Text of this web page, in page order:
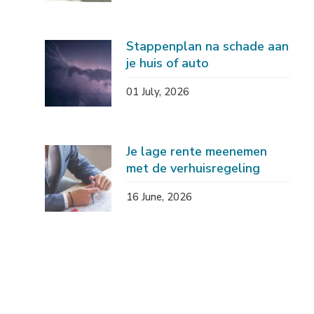
Stappenplan na schade aan
je huis of auto
01 July, 2026
Je lage rente meenemen
met de verhuisregeling
16 June, 2026